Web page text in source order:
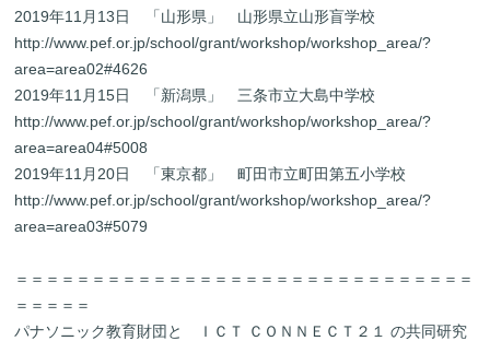
2019年11月13日 「山形県」 山形県立山形盲学校
http://www.pef.or.jp/school/grant/workshop/workshop_area/?
area=area02#4626
2019年11月15日 「新潟県」 三条市立大島中学校
http://www.pef.or.jp/school/grant/workshop/workshop_area/?
area=area04#5008
2019年11月20日 「東京都」 町田市立町田第五小学校
http://www.pef.or.jp/school/grant/workshop/workshop_area/?
area=area03#5079
＝＝＝＝＝＝＝＝＝＝＝＝＝＝＝＝＝＝＝＝＝＝＝＝＝＝＝＝＝＝
＝＝＝＝＝
パナソニック教育財団と ＩＣＴ ＣＯＮＮＥＣＴ２１ の共同研究